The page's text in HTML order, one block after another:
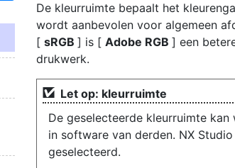
De kleurruimte bepaalt het
wordt aanbevolen voor algemeen
[ sRGB ] is [ Adobe RGB ] een
drukwerk.
Let op: kleurruimte
De geselecteerde kleurruimte
in software van derden. NX
geselecteerd.